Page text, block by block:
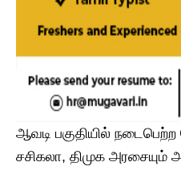
ஆவடி பகுதியில் நடைபெற்ற
சசிகலா, திமுக